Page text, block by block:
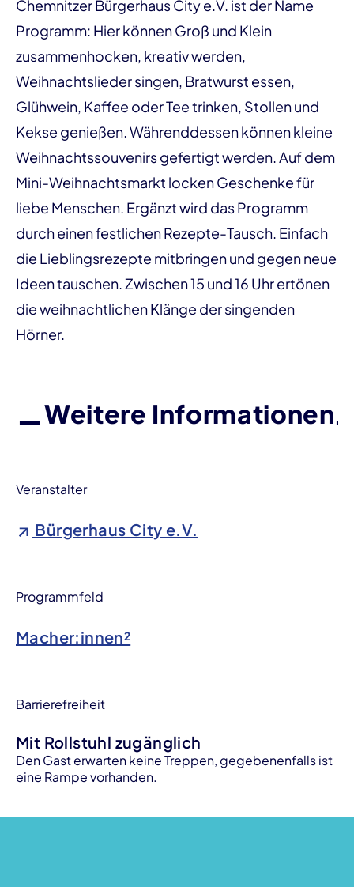
Chemnitzer Bürgerhaus City e.V. ist der Name
Programm: Hier können Groß und Klein
zusammenhocken, kreativ werden,
Weihnachtslieder singen, Bratwurst essen,
Glühwein, Kaffee oder Tee trinken, Stollen und
Kekse genießen. Währenddessen können kleine
Weihnachtssouvenirs gefertigt werden. Auf dem
Mini-Weihnachtsmarkt locken Geschenke für
liebe Menschen. Ergänzt wird das Programm
durch einen festlichen Rezepte-Tausch. Einfach
die Lieblingsrezepte mitbringen und gegen neue
Ideen tauschen. Zwischen 15 und 16 Uhr ertönen
die weihnachtlichen Klänge der singenden
Hörner.
Weitere Informationen
Veranstalter
Bürgerhaus City e.V.
Programmfeld
Macher:innen²
Barrierefreiheit
Mit Rollstuhl zugänglich
Den Gast erwarten keine Treppen, gegebenenfalls ist
eine Rampe vorhanden.